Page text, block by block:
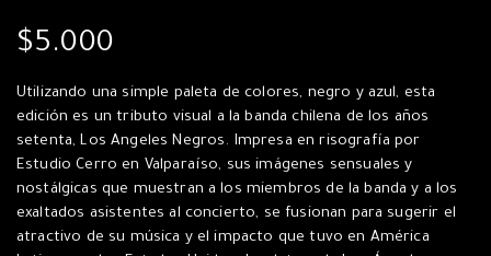
$5.000
Utilizando una simple paleta de colores, negro y azul, esta
edición es un tributo visual a la banda chilena de los años
setenta, Los Angeles Negros. Impresa en risografía por
Estudio Cerro en Valparaíso, sus imágenes sensuales y
nostálgicas que muestran a los miembros de la banda y a los
exaltados asistentes al concierto, se fusionan para sugerir el
atractivo de su música y el impacto que tuvo en América